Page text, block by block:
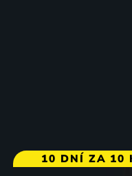
10 DNÍ ZA 10